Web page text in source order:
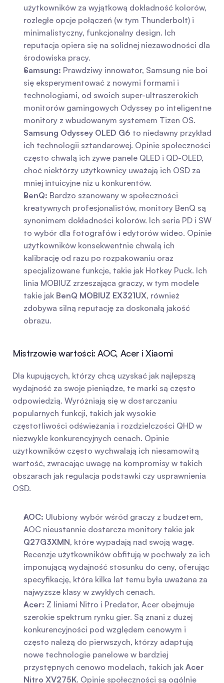
użytkowników za wyjątkową dokładność kolorów,
rozległe opcje połączeń (w tym Thunderbolt) i
minimalistyczny, funkcjonalny design. Ich
reputacja opiera się na solidnej niezawodności dla
środowiska pracy.
Samsung: Prawdziwy innowator, Samsung nie boi
się eksperymentować z nowymi formami i
technologiami, od swoich super-ultraszerokich
monitorów gamingowych Odyssey po inteligentne
Samsung Odyssey OLED G6 to niedawny przykład
ich technologii sztandarowej. Opinie społeczności
często chwalą ich żywe panele QLED i QD-OLED,
choć niektórzy użytkownicy uważają ich OSD za
mniej intuicyjne niż u konkurentów.
BenQ: Bardzo szanowany w społeczności
kreatywnych profesjonalistów, monitory BenQ są
synonimem dokładności kolorów. Ich seria PD i SW
to wybór dla fotografów i edytorów wideo. Opinie
użytkowników konsekwentnie chwalą ich
kalibrację od razu po rozpakowaniu oraz
specjalizowane funkcje, takie jak Hotkey Puck. Ich
linia MOBIUZ zrzeszająca graczy, w tym modele
takie jak BenQ MOBIUZ EX321UX, również
zdobywa silną reputację za doskonałą jakość
obrazu.
Mistrzowie wartości: AOC, Acer i Xiaomi
Dla kupujących, którzy chcą uzyskać jak najlepszą
wydajność za swoje pieniądze, te marki są często
odpowiedzią. Wyróżniają się w dostarczaniu
popularnych funkcji, takich jak wysokie
częstotliwości odświeżania i rozdzielczości QHD w
niezwykle konkurencyjnych cenach. Opinie
użytkowników często wychwalają ich niesamowitą
wartość, zwracając uwagę na kompromisy w takich
obszarach jak regulacja podstawki czy usprawnienia
OSD.
AOC: Ulubiony wybór wśród graczy z budżetem,
Q27G3XMN, które wypadają nad swoją wagę.
Recenzje użytkowników obfitują w pochwały za ich
imponującą wydajność stosunku do ceny, oferując
specyfikację, która kilka lat temu była uważana za
najwyższe klasy w zwykłych cenach.
Acer: Z liniami Nitro i Predator, Acer obejmuje
szerokie spektrum rynku gier. Są znani z dużej
konkurencyjności pod względem cenowym i
często należą do pierwszych, którzy adaptują
nowe technologie panelowe w bardziej
przystępnych cenowo modelach, takich jak Acer
Nitro XV275K. Opinie społeczności są ogólnie